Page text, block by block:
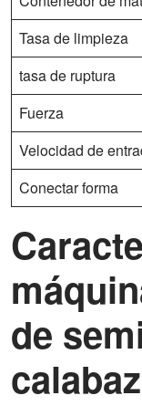
Tasa de limpieza
tasa de ruptura
Fuerza
Velocidad de
Conectar forma
de